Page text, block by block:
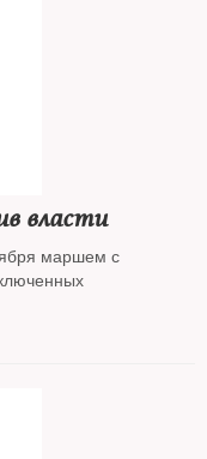
власти
маршем с